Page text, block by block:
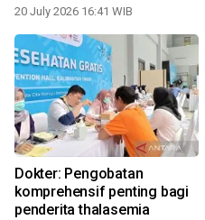
20 July 2026 16:41 WIB
Dokter: Pengobatan
komprehensif penting bagi
penderita thalasemia